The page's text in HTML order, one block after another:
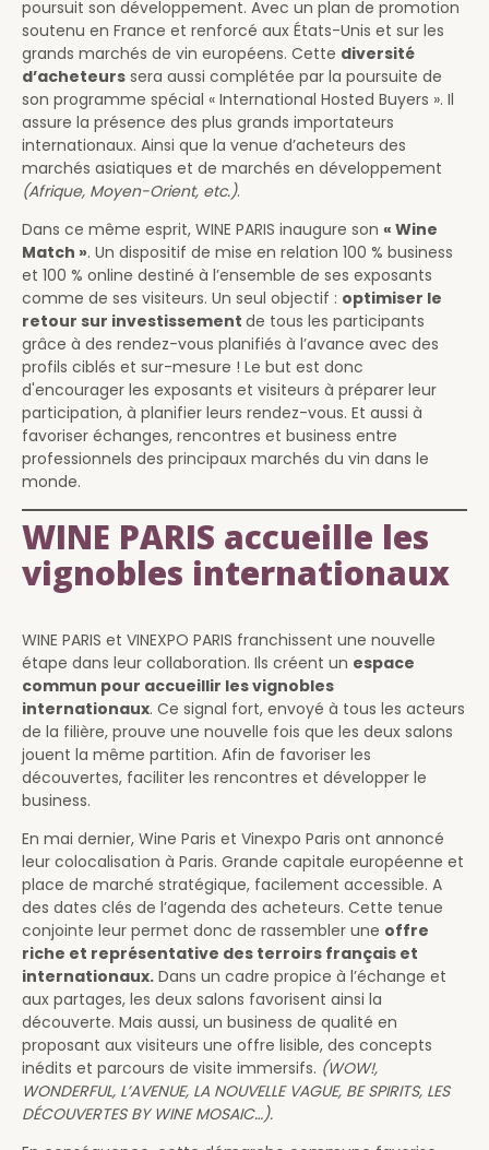
poursuit son développement. Avec un plan de promotion
soutenu en France et renforcé aux États-Unis et sur les
grands marchés de vin européens. Cette diversité
d’acheteurs sera aussi complétée par la poursuite de
son programme spécial « International Hosted Buyers ». Il
assure la présence des plus grands importateurs
internationaux. Ainsi que la venue d’acheteurs des
marchés asiatiques et de marchés en développement
(Afrique, Moyen-Orient, etc.).
Dans ce même esprit, WINE PARIS inaugure son « Wine
Match ». Un dispositif de mise en relation 100 % business
et 100 % online destiné à l’ensemble de ses exposants
comme de ses visiteurs. Un seul objectif : optimiser le
retour sur investissement de tous les participants
grâce à des rendez-vous planifiés à l’avance avec des
profils ciblés et sur-mesure ! Le but est donc
d'encourager les exposants et visiteurs à préparer leur
participation, à planifier leurs rendez-vous. Et aussi à
favoriser échanges, rencontres et business entre
professionnels des principaux marchés du vin dans le
monde.
WINE PARIS accueille les
vignobles internationaux
WINE PARIS et VINEXPO PARIS franchissent une nouvelle
étape dans leur collaboration. Ils créent un espace
commun pour accueillir les vignobles
internationaux. Ce signal fort, envoyé à tous les acteurs
de la filière, prouve une nouvelle fois que les deux salons
jouent la même partition. Afin de favoriser les
découvertes, faciliter les rencontres et développer le
business.
En mai dernier, Wine Paris et Vinexpo Paris ont annoncé
leur colocalisation à Paris. Grande capitale européenne et
place de marché stratégique, facilement accessible. A
des dates clés de l’agenda des acheteurs. Cette tenue
conjointe leur permet donc de rassembler une offre
riche et représentative des terroirs français et
internationaux. Dans un cadre propice à l’échange et
aux partages, les deux salons favorisent ainsi la
découverte. Mais aussi, un business de qualité en
proposant aux visiteurs une offre lisible, des concepts
inédits et parcours de visite immersifs. (WOW!,
WONDERFUL, L’AVENUE, LA NOUVELLE VAGUE, BE SPIRITS, LES
DÉCOUVERTES BY WINE MOSAIC…).